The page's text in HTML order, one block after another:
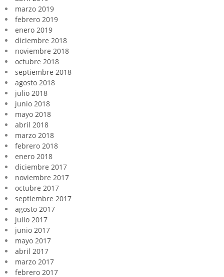
marzo 2019
febrero 2019
enero 2019
diciembre 2018
noviembre 2018
octubre 2018
septiembre 2018
agosto 2018
julio 2018
junio 2018
mayo 2018
abril 2018
marzo 2018
febrero 2018
enero 2018
diciembre 2017
noviembre 2017
octubre 2017
septiembre 2017
agosto 2017
julio 2017
junio 2017
mayo 2017
abril 2017
marzo 2017
febrero 2017